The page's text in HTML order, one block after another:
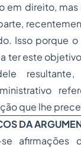
em direito, mas
Isso porque o
ter este
que lhe
DA
se